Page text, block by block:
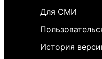
Для СМИ
История